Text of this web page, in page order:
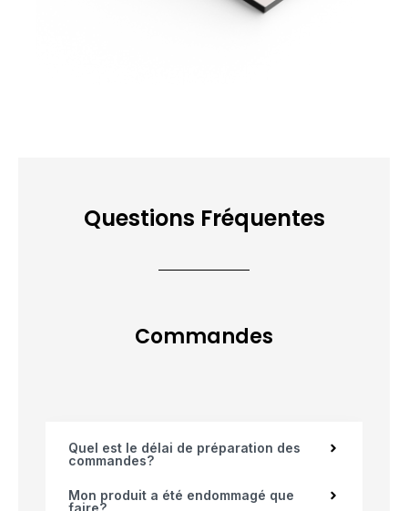
Questions Fréquentes
Commandes
Quel est le délai de préparation des
commandes?
Mon produit a été endommagé que